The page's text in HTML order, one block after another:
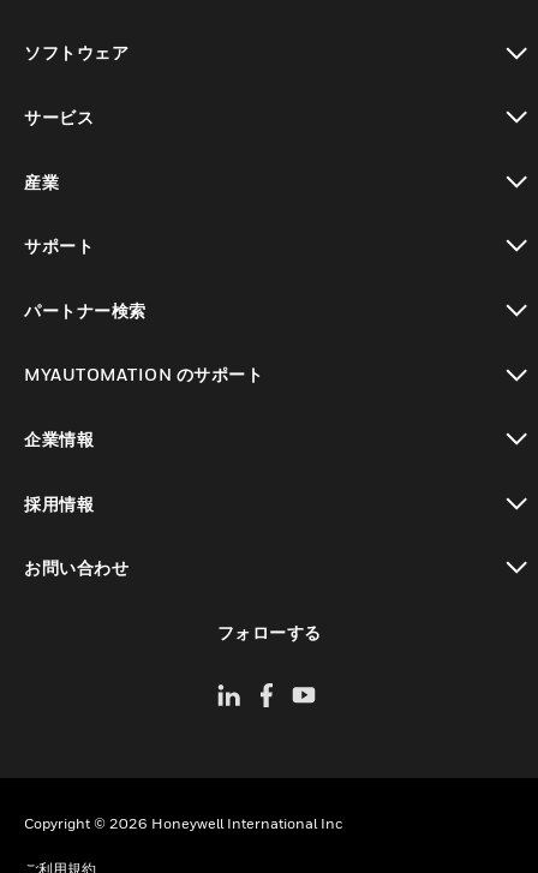
ソフトウェア
サービス
産業
サポート
パートナー検索
MYAUTOMATION のサポート
企業情報
採用情報
お問い合わせ
フォローする
Copyright © 2026 Honeywell International Inc
ご利用規約